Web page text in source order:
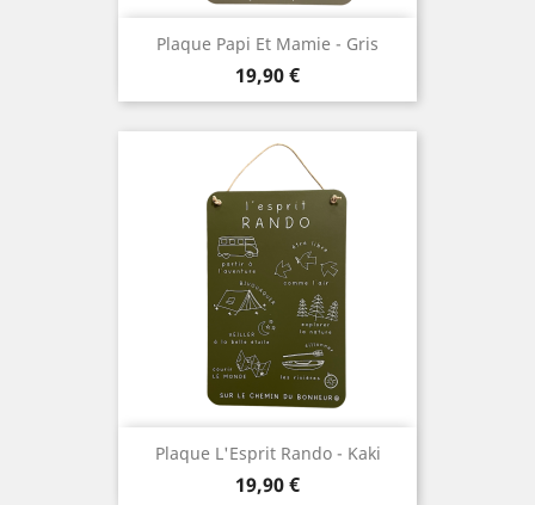
Plaque Papi Et Mamie - Gris
Prix
19,90 €
Plaque L'Esprit Rando - Kaki
Prix
19,90 €